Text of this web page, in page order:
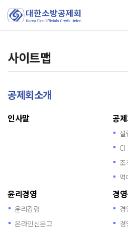
대한소방공제회
사이트맵
공제회소개
인사말 공
설
CI
조
역
윤리경영
윤리강령
온라인신문고
경
경
경